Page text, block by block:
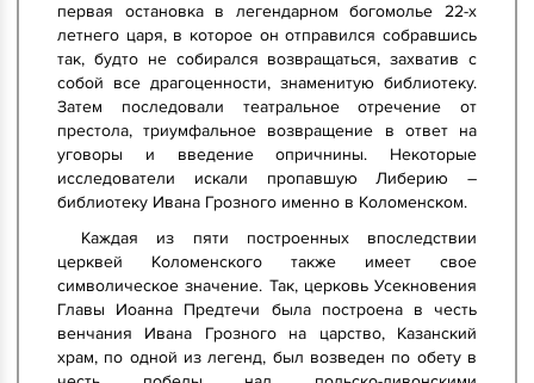
первая остановка в легендарном богомолье 22-х
летнего царя, в которое он отправился собравшись
так, будто не собирался возвращаться, захватив с
собой все драгоценности, знаменитую библиотеку.
Затем последовали театральное отречение от
престола, триумфальное возвращение в ответ на
уговоры и введение опричнины. Некоторые
исследователи искали пропавшую Либерию –
библиотеку Ивана Грозного именно в Коломенском.
Каждая из пяти построенных впоследствии
церквей Коломенского также имеет свое
символическое значение. Так, церковь Усекновения
Главы Иоанна Предтечи была построена в честь
венчания Ивана Грозного на царство, Казанский
храм, по одной из легенд, был возведен по обету в